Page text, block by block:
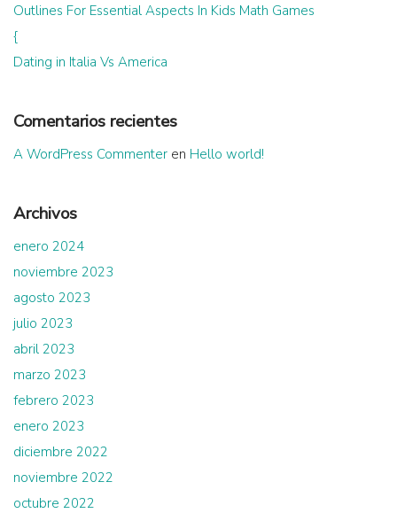
Outlines For Essential Aspects In Kids Math Games
{
Dating in Italia Vs America
Comentarios recientes
A WordPress Commenter en Hello world!
Archivos
enero 2024
noviembre 2023
agosto 2023
julio 2023
abril 2023
marzo 2023
febrero 2023
enero 2023
diciembre 2022
noviembre 2022
octubre 2022